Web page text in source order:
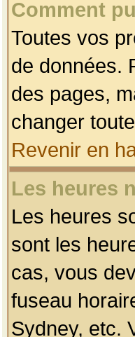
Comment
Toutes vos
de données.
des pages,
changer
Revenir en
Les heures
Les heures
sont les
cas, vous
fuseau
Sydney, etc.